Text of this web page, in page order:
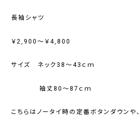
長袖シャツ
￥2,900～￥4,800
サイズ ネック38～43ｃｍ
袖丈80～87ｃｍ
こちらはノータイ時の定番ボタンダウンや、